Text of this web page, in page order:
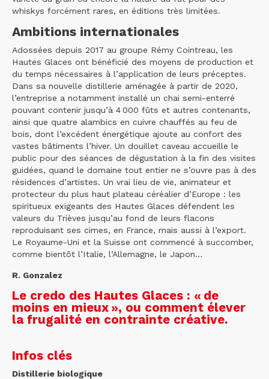
whiskys forcément rares, en éditions très limitées.
Ambitions internationales
Adossées depuis 2017 au groupe Rémy Cointreau, les
Hautes Glaces ont bénéficié des moyens de production et
du temps nécessaires à l’application de leurs préceptes.
Dans sa nouvelle distillerie aménagée à partir de 2020,
l’entreprise a notamment installé un chai semi-enterré
pouvant contenir jusqu’à 4 000 fûts et autres contenants,
ainsi que quatre alambics en cuivre chauffés au feu de
bois, dont l’excédent énergétique ajoute au confort des
vastes bâtiments l’hiver. Un douillet caveau accueille le
public pour des séances de dégustation à la fin des visites
guidées, quand le domaine tout entier ne s’ouvre pas à des
résidences d’artistes. Un vrai lieu de vie, animateur et
protecteur du plus haut plateau céréalier d’Europe : les
spiritueux exigeants des Hautes Glaces défendent les
valeurs du Trièves jusqu’au fond de leurs flacons
reproduisant ses cimes, en France, mais aussi à l’export.
Le Royaume-Uni et la Suisse ont commencé à succomber,
comme bientôt l’Italie, l’Allemagne, le Japon…
R. Gonzalez
Le credo des Hautes Glaces : « de
moins en mieux », ou comment élever
la frugalité en contrainte créative.
Infos clés
Distillerie biologique